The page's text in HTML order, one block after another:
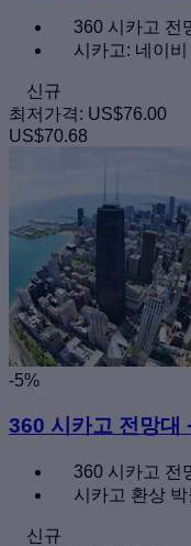
360 시카고 전
시카고: 네이
신규
최저가격: US$76.00
US$70.68
-5%
360 시카고 전망대
360 시카고 전
시카고 환상
신규